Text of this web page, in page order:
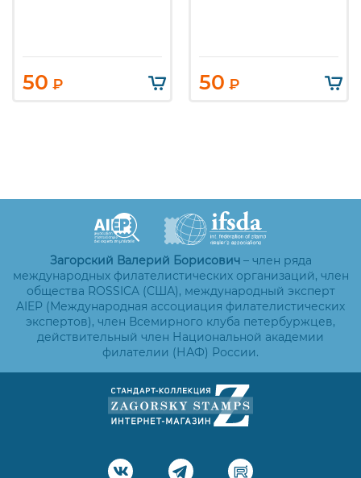
50 ₽ 50 ₽
Загорский Валерий Борисович– член ряда
международных филателистических организаций, член
общества ROSSICA (США), международный эксперт
AIEP (Международная ассоциация филателистических
экспертов), член Всемирного клуба петербуржцев,
действительный член Национальной академии
филателии (НАФ) России.